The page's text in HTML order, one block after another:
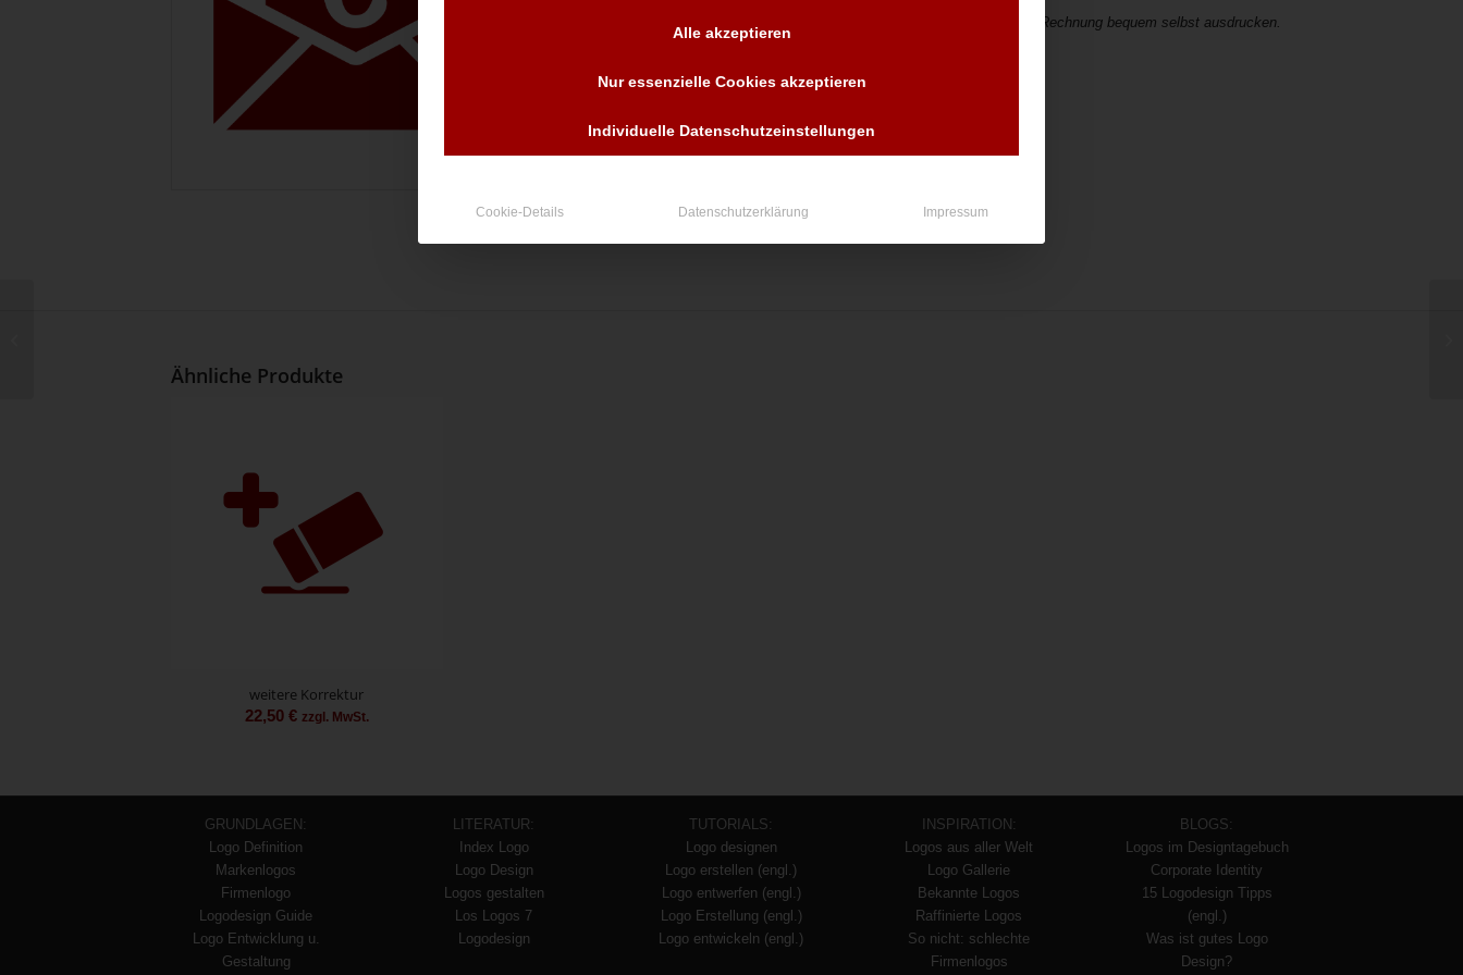
TIPP: Mit dem AcrobatReader® können Sie unsere per Mail gesandte Rechnung bequem selbst ausdrucken.
Ähnliche Produkte
weitere Korrektur
22,50 € zzgl. MwSt.
GRUNDLAGEN:
Logo Definition
Markenlogos
Firmenlogo
Logodesign Guide
Logo Entwicklung u.
Gestaltung
LITERATUR:
Index Logo
Logo Design
Logos gestalten
Los Logos 7
Logodesign
TUTORIALS:
Logo designen
Logo erstellen (engl.)
Logo entwerfen (engl.)
Logo Erstellung (engl.)
Logo entwickeln (engl.)
INSPIRATION:
Logos aus aller Welt
Logo Gallerie
Bekannte Logos
Raffinierte Logos
So nicht: schlechte
Firmenlogos
BLOGS:
Logos im Designtagebuch
Corporate Identity
15 Logodesign Tipps
(engl.)
Was ist gutes Logo
Design?
Alle akzeptieren
Nur essenzielle Cookies akzeptieren
Individuelle Datenschutzeinstellungen
Cookie-Details Datenschutzerklärung Impressum